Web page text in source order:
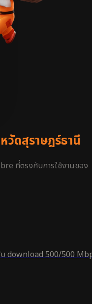
วัดสุราษฎร์ธานี
ที่ตรงกับการใช้งานของ
บ download 500/500